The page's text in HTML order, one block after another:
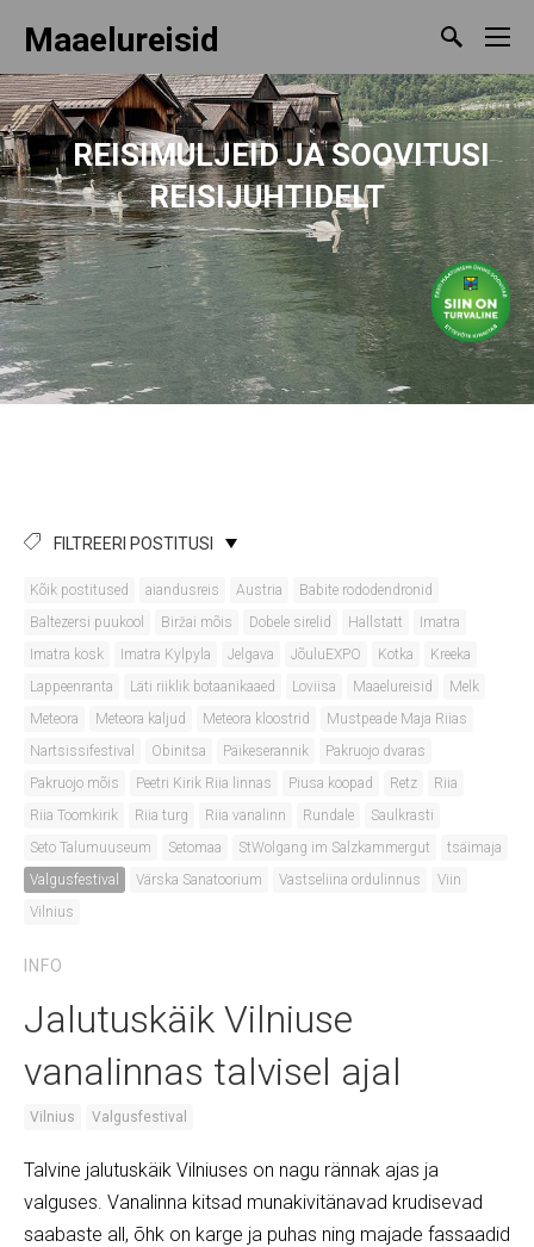
Maaelureisid
REISIMULJEIDJA SOOVITUSI
REISIJUHTIDELT
FILTREERI POSTITUSI
Kõik postitused aiandusreis Austria
Babite rododendronid
Baltezersi puukool
Biržai mõis Dobele sirelid Hallstatt
Imatra
Imatra kosk
Imatra Kylpyla Jelgava JõuluEXPO Kotka
Kreeka
Lappeenranta
Läti riiklik botaanikaaed Loviisa Maaelureisid
Melk
Meteora
Meteora kaljud Meteora kloostrid
Mustpeade Maja Riias
Nartsissifestival
Obinitsa Päikeserannik
Pakruojo dvaras
Pakruojo mõis
Peetri Kirik Riia linnas Piusa koopad Retz
Riia
Riia Toomkirik
Riia turg Riia vanalinn Rundale
Saulkrasti
Seto Talumuuseum
Setomaa StWolgang im Salzkammergut
tsäimaja
Valgusfestival
Värska Sanatoorium Vastseliina ordulinnus
Viin
Vilnius
INFO
Jalutuskäik Vilniuse
vanalinnas talvisel ajal
Vilnius Valgusfestival
Talvine jalutuskäik Vilniuses on nagu rännak ajas ja
valguses. Vanalinna kitsad munakivitänavad krudisevad
saabaste all, õhk on karge ja puhas ning majade fassaadid